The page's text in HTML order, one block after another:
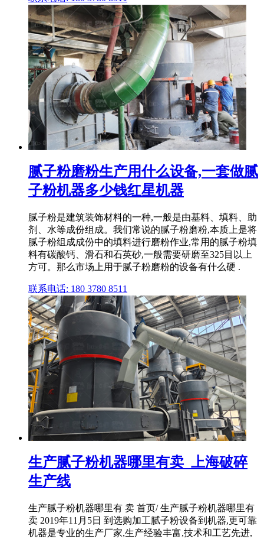
腻子粉磨粉生产用什么设备,一套做腻
子粉机器多少钱红星机器
腻子粉是建筑装饰材料的一种,一般是由基料、填料、助
剂、水等成份组成。我们常说的腻子粉磨粉,本质上是将
腻子粉组成成份中的填料进行磨粉作业,常用的腻子粉填
料有碳酸钙、滑石和石英砂,一般需要研磨至325目以上
方可。那么市场上用于腻子粉磨粉的设备有什么硬 .
联系电话: 180 3780 8511
生产腻子粉机器哪里有卖_上海破碎
生产线
生产腻子粉机器哪里有 卖 首页/ 生产腻子粉机器哪里有
卖 2019年11月5日 到选购加工腻子粉设备到机器,更可靠
机器是专业的生产厂家,生产经验丰富,技术和工艺先进,